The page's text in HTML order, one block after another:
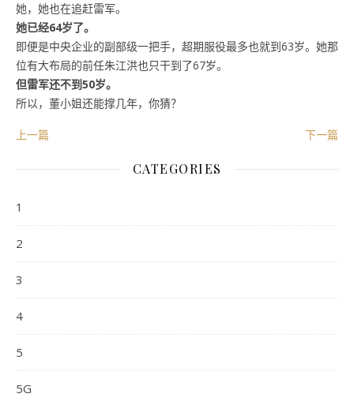
她，她也在追赶雷军。
她已经64岁了。
即便是中央企业的副部级一把手，超期服役最多也就到63岁。她那
位有大布局的前任朱江洪也只干到了67岁。
但雷军还不到50岁。
所以，董小姐还能撑几年，你猜？
上一篇 下一篇
CATEGORIES
1
2
3
4
5
5G